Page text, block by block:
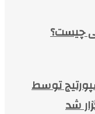
چیست؟
توسط
شد